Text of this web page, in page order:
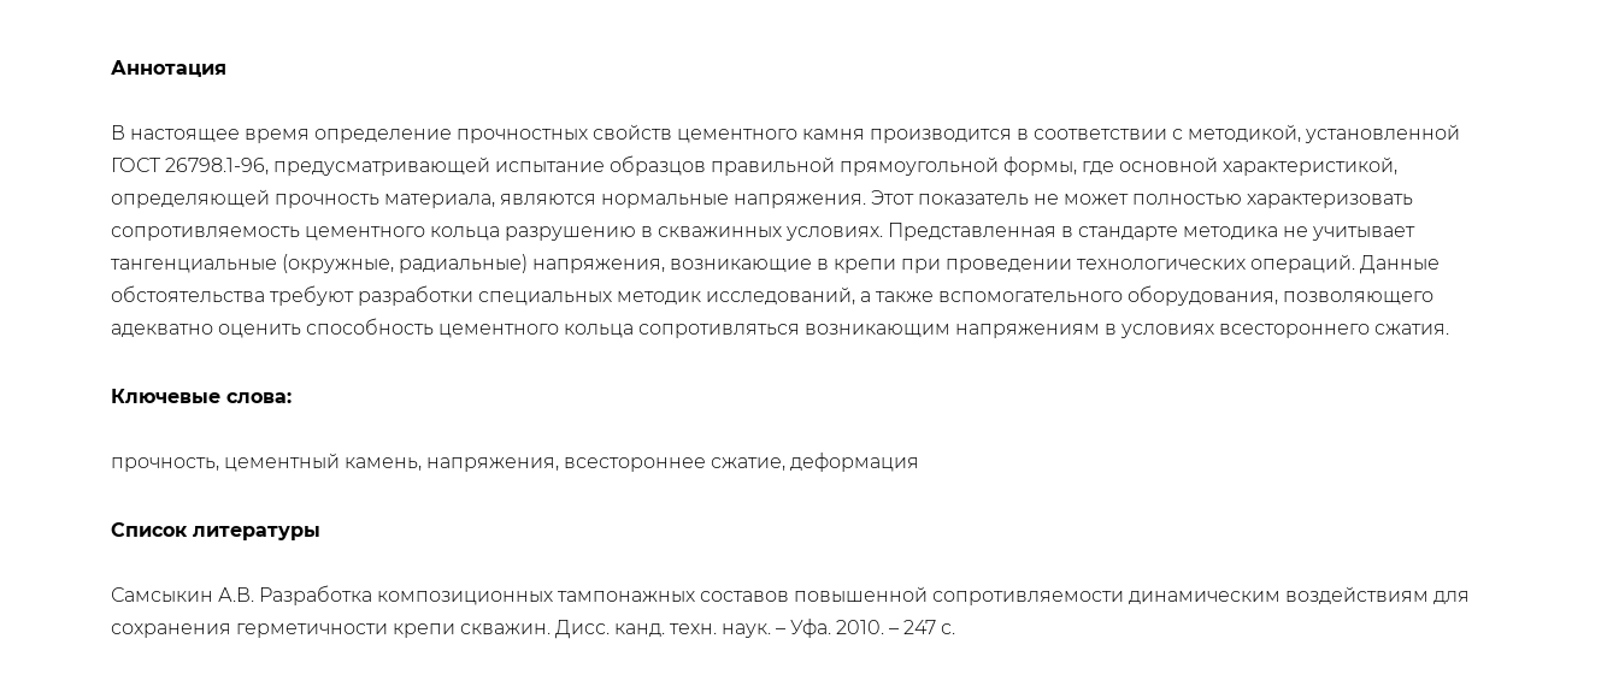
Аннотация
В настоящее время определение прочностных свойств цементного камня производится в соответствии с методикой, установленной
ГОСТ 26798.1-96, предусматривающей испытание образцов правильной прямоугольной формы, где основной характеристикой,
определяющей прочность материала, являются нормальные напряжения. Этот показатель не может полностью характеризовать
сопротивляемость цементного кольца разрушению в скважинных условиях. Представленная в стандарте методика не учитывает
тангенциальные (окружные, радиальные) напряжения, возникающие в крепи при проведении технологических операций. Данные
обстоятельства требуют разработки специальных методик исследований, а также вспомогательного оборудования, позволяющего
адекватно оценить способность цементного кольца сопротивляться возникающим напряжениям в условиях всестороннего сжатия.
Ключевые слова:
прочность, цементный камень, напряжения, всестороннее сжатие, деформация
Список литературы
Самсыкин А.В. Разработка композиционных тампонажных составов повышенной сопротивляемости динамическим воздействиям для
сохранения герметичности крепи скважин. Дисс. канд. техн. наук. – Уфа. 2010. – 247 с.